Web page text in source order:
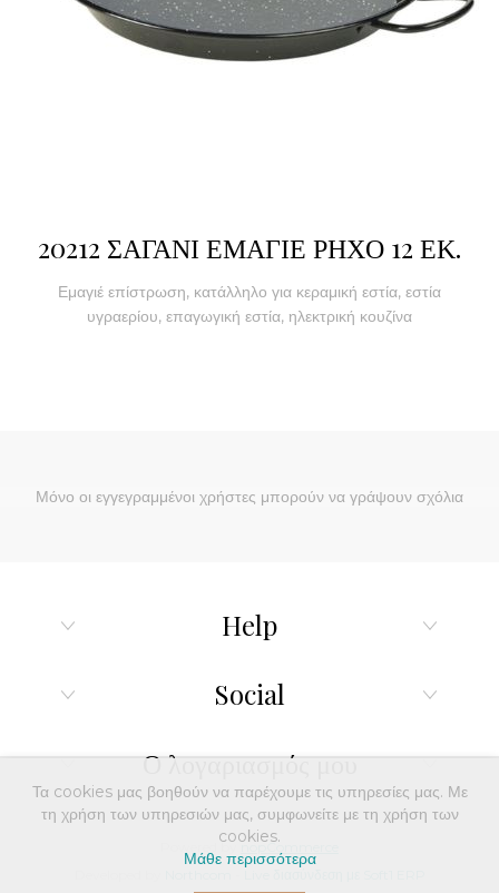
20212 ΣΑΓΑΝΙ ΕΜΑΓΙΕ ΡΗΧΟ 12 ΕΚ.
Εμαγιέ επίστρωση, κατάλληλο για κεραμική εστία, εστία
υγραερίου, επαγωγική εστία, ηλεκτρική κουζίνα
Μόνο οι εγγεγραμμένοι χρήστες μπορούν να γράψουν σχόλια
Help
Social
Ο λογαριασμός μου
Powered by nopCommerce
Τα cookies μας βοηθούν να παρέχουμε τις υπηρεσίες μας. Με
τη χρήση των υπηρεσιών μας, συμφωνείτε με τη χρήση των
cookies.
Μάθε περισσότερα